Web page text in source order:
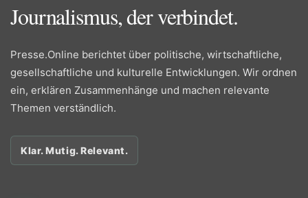
Journalismus, der verbindet.
Presse.Online berichtet über politische, wirtschaftliche,
gesellschaftliche und kulturelle Entwicklungen. Wir ordnen
ein, erklären Zusammenhänge und machen relevante
Themen verständlich.
Klar. Mutig. Relevant.